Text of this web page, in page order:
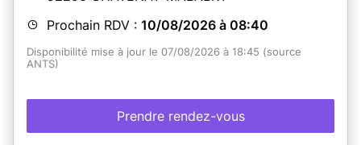
Prochain RDV : 10/08/2026 à 08:40
Disponibilité mise à jour le 07/08/2026 à 18:45 (source
ANTS)
Prendre rendez-vous